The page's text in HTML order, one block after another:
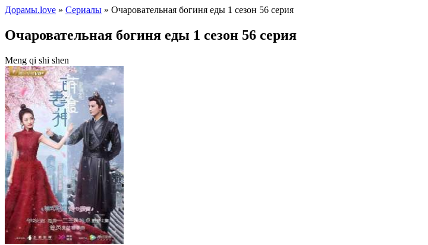
Дорамы.love » Сериалы » Очаровательная богиня еды 1 сезон 56 серия
Очаровательная богиня еды 1 сезон 56 серия
Meng qi shi shen